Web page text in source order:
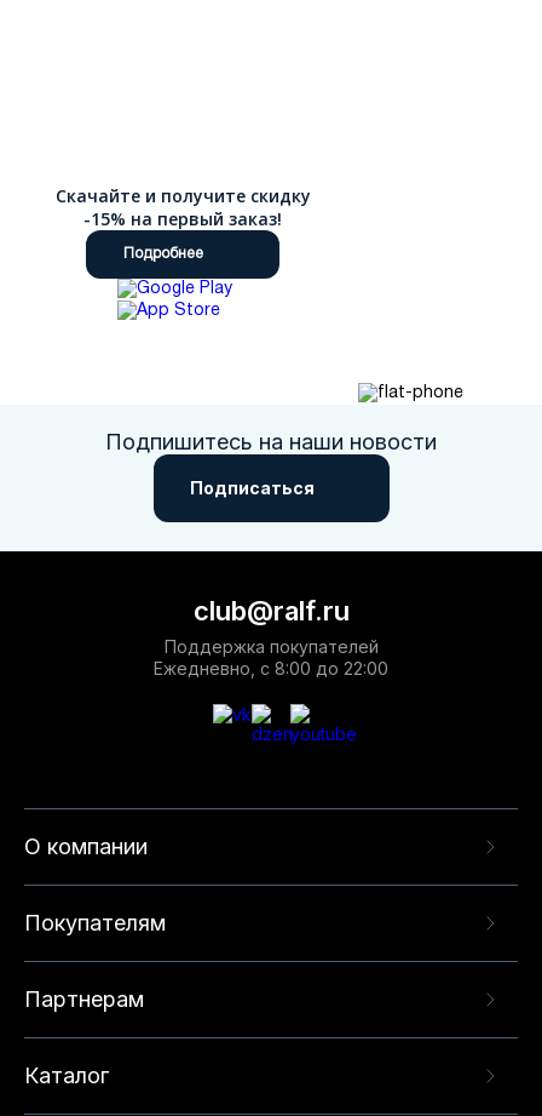
Скачайте и получите скидку
-15% на первый заказ!
Подробнее
Подпишитесь на наши новости
Подписаться
О компании
Покупателям
Партнерам
Каталог
club@ralf.ru
Поддержка покупателей
Ежедневно, с 8:00 до 22:00